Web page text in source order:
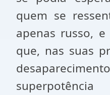
quem se
apenas russo,
que, nas suas